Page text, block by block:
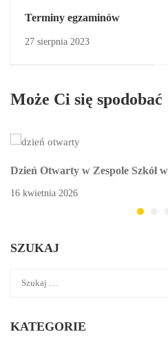
Terminy egzaminów
27 sierpnia 2023
Może Ci się spodobać
Dzień Otwarty w Zespole Szkół
16 kwietnia 2026
SZUKAJ
KATEGORIE